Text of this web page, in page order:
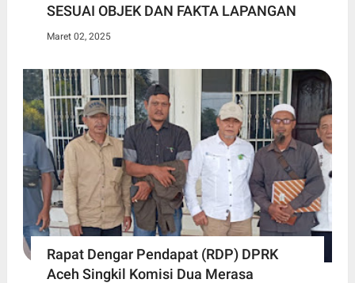
SESUAI OBJEK DAN FAKTA LAPANGAN
Maret 02, 2025
Rapat Dengar Pendapat (RDP) DPRK
Aceh Singkil Komisi Dua Merasa